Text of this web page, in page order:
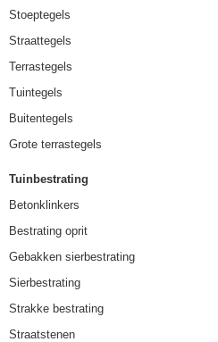
Stoeptegels
Straattegels
Terrastegels
Tuintegels
Buitentegels
Grote terrastegels
Tuinbestrating
Betonklinkers
Bestrating oprit
Gebakken sierbestrating
Sierbestrating
Strakke bestrating
Straatstenen